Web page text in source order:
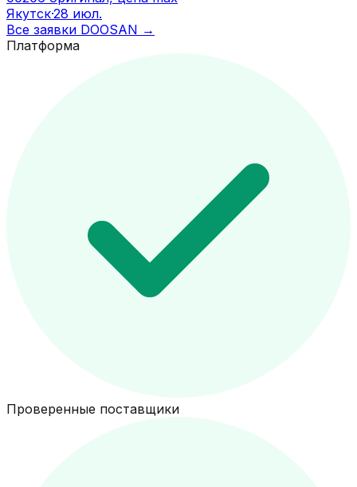
Якутск·28 июл.
Все заявки DOOSAN →
Платформа
Проверенные поставщики